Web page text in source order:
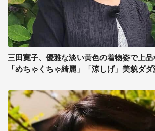
三田寛子、優雅な淡い黄色の着物姿で上
「めちゃくちゃ綺麗」「涼しげ」美貌ダ